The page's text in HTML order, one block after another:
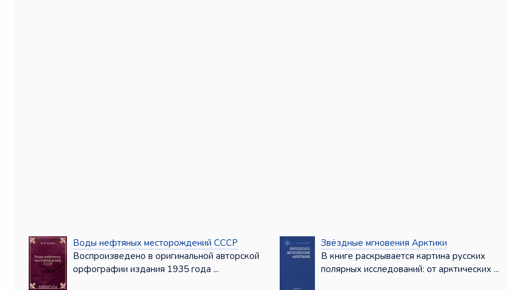
Воды нефтяных месторождений СССР
Воспроизведено в оригинальной авторской
орфографии издания 1935 года ...
Звёздные мгновения Арктики
В книге раскрывается картина русских
полярных исследований: от арктических ...